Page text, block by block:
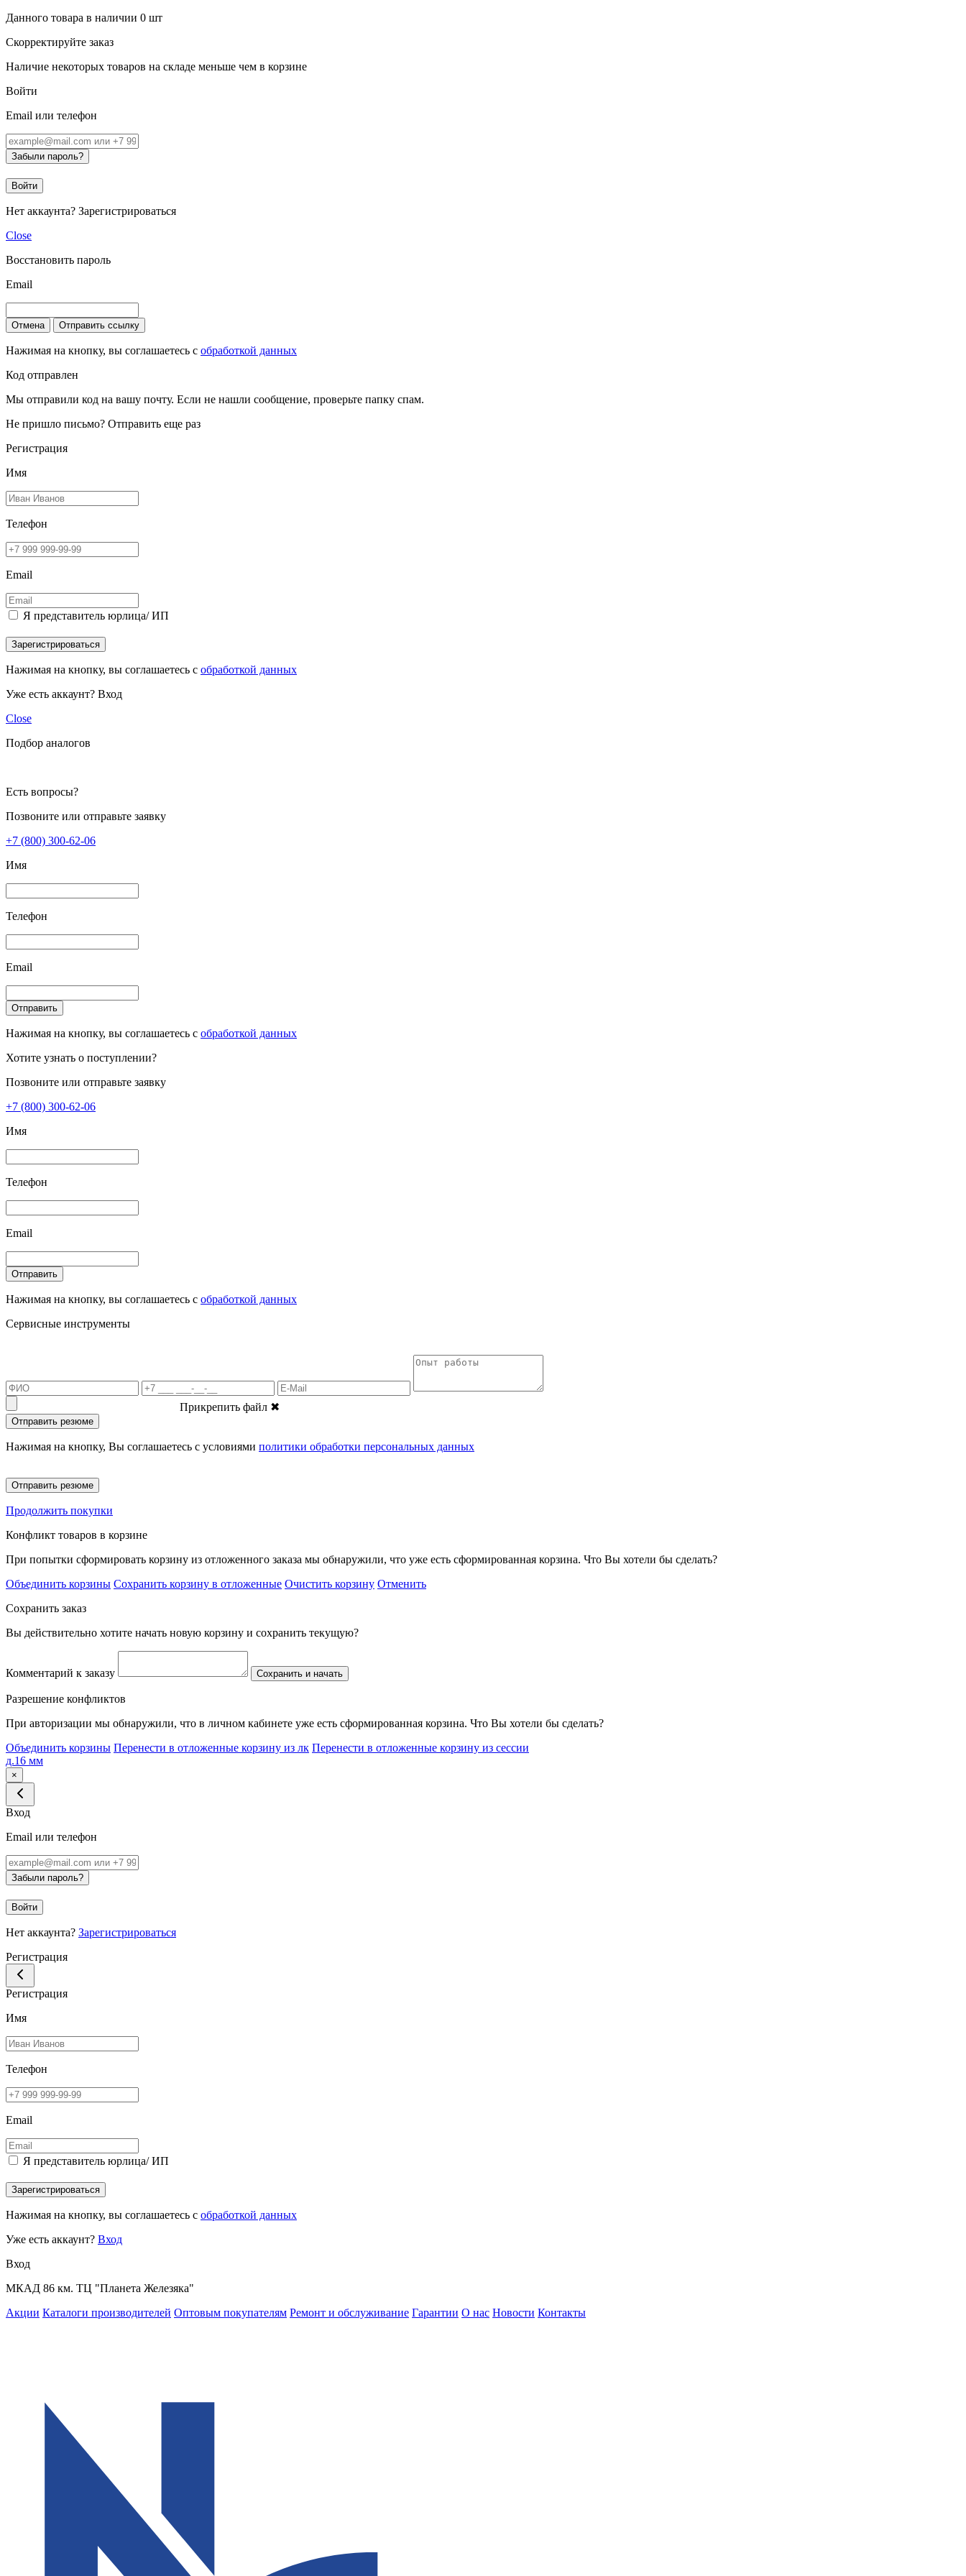
Данного товара в наличии 0 шт
Скорректируйте заказ
Наличие некоторых товаров на складе меньше чем в корзине
Войти
Email или телефон
Забыли пароль?
Войти
Нет аккаунта? Зарегистрироваться
Close
Восстановить пароль
Email
Отмена Отправить ссылку
Нажимая на кнопку, вы соглашаетесь с обработкой данных
Код отправлен
Мы отправили код на вашу почту. Если не нашли сообщение, проверьте папку спам.
Не пришло письмо? Отправить еще раз
Регистрация
Имя
Телефон
Email
Я представитель юрлица/ ИП
Зарегистрироваться
Нажимая на кнопку, вы соглашаетесь с обработкой данных
Уже есть аккаунт? Вход
Close
Подбор аналогов
Есть вопросы?
Позвоните или отправьте заявку
+7 (800) 300-62-06
Имя
Телефон
Email
Отправить
Нажимая на кнопку, вы соглашаетесь с обработкой данных
Хотите узнать о поступлении?
Позвоните или отправьте заявку
+7 (800) 300-62-06
Имя
Телефон
Email
Отправить
Нажимая на кнопку, вы соглашаетесь с обработкой данных
Сервисные инструменты
Прикрепить файл ✖
Отправить резюме
Нажимая на кнопку, Вы соглашаетесь с условиями политики обработки персональных данных
Отправить резюме
Продолжить покупки
Конфликт товаров в корзине
При попытки сформировать корзину из отложенного заказа мы обнаружили, что уже есть сформированная корзина. Что Вы хотели бы сделать?
Объединить корзины Сохранить корзину в отложенные Очистить корзину Отменить
Сохранить заказ
Вы действительно хотите начать новую корзину и сохранить текущую?
Комментарий к заказу Сохранить и начать
Разрешение конфликтов
При авторизации мы обнаружили, что в личном кабинете уже есть сформированная корзина. Что Вы хотели бы сделать?
Объединить корзины Перенести в отложенные корзину из лк Перенести в отложенные корзину из сессии
д.16 мм
×
Вход
Email или телефон
Забыли пароль?
Войти
Нет аккаунта? Зарегистрироваться
Регистрация
Регистрация
Имя
Телефон
Email
Я представитель юрлица/ ИП
Зарегистрироваться
Нажимая на кнопку, вы соглашаетесь с обработкой данных
Уже есть аккаунт? Вход
Вход
МКАД 86 км. ТЦ "Планета Железяка"
Акции Каталоги производителей Оптовым покупателям Ремонт и обслуживание Гарантии О нас Новости Контакты